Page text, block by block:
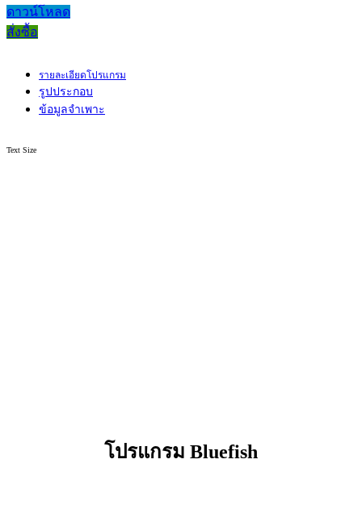
ดาวน์โหลด
สั่งซื้อ
รายละเอียดโปรแกรม
รูปประกอบ
ข้อมูลจำเพาะ
Text Size
โปรแกรม Bluefish